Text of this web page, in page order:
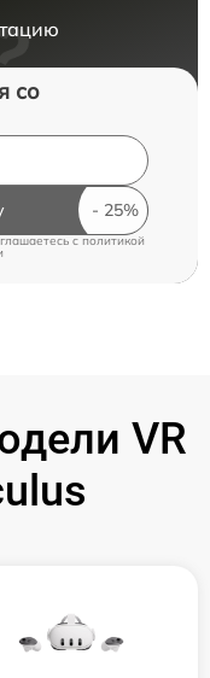
со
cполитикой
VR